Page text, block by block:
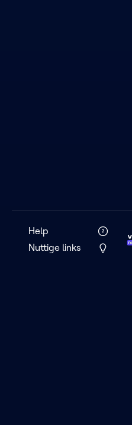
Help
Nuttige links